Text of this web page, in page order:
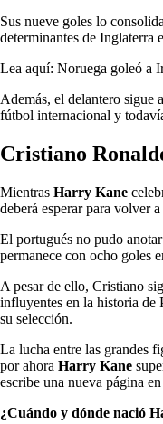
Sus nueve goles lo
determinantes de Inglaterra
Lea aquí: Noruega goleó a
Además, el delantero sigue
fútbol internacional y
Cristiano
Mientras Harry Kane
deberá esperar para volver
El portugués no pudo
permanece con ocho goles
A pesar de ello, Cristiano
influyentes en la historia de
su selección.
La lucha entre las grandes
por ahora Harry Kane
escribe una nueva página
¿Cuándo y dónde nació